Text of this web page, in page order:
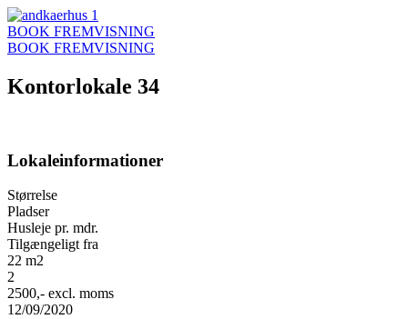
Videre
til
indhold
BOOK FREMVISNING
BOOK FREMVISNING
Kontorlokale 34
Lokaleinformationer
Størrelse
Pladser
Husleje pr. mdr.
Tilgængeligt fra
22 m2
2
2500,- excl. moms
12/09/2020